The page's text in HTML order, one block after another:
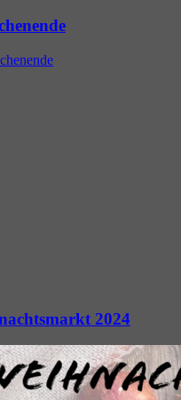
2024